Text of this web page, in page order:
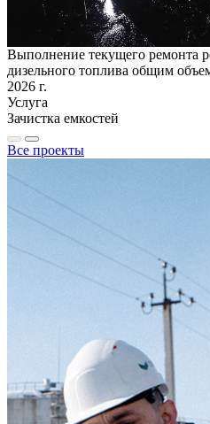
Выполнение текущего ремонта
дизельного топлива общим
2026 г.
Услуга
Зачистка емкостей
Все проекты